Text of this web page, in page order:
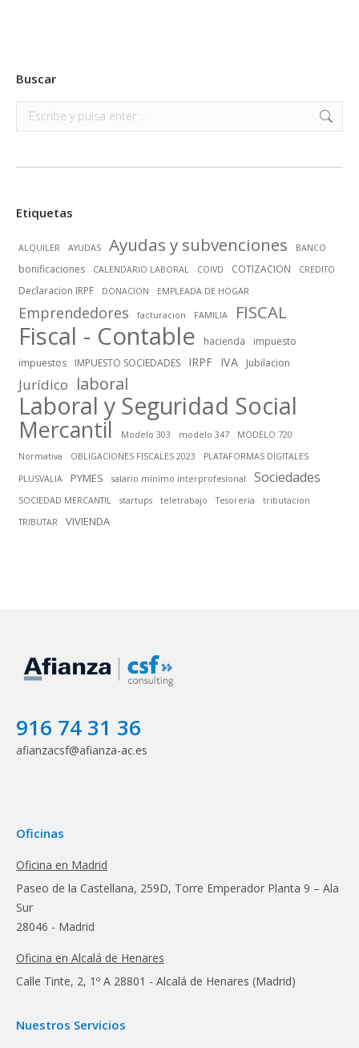
Buscar
Buscar:
Etiquetas
ALQUILER AYUDAS Ayudas y subvenciones BANCO
bonificaciones CALENDARIO LABORAL COIVD COTIZACION CREDITO
Declaracion IRPF DONACION EMPLEADA DE HOGAR
Emprendedores facturacion FAMILIA FISCAL
Fiscal - Contable hacienda
impuesto
impuestos
IMPUESTO SOCIEDADES IRPF IVA Jubilacion
Jurídico laboral
Laboral y Seguridad Social
Mercantil Modelo 303 modelo 347
MODELO 720
Normativa
OBLIGACIONES FISCALES 2023
PLATAFORMAS DIGITALES
PLUSVALIA
PYMES salario mínimo interprofesional Sociedades
SOCIEDAD MERCANTIL startups teletrabajo Tesoreria
tributacion
TRIBUTAR
VIVIENDA
916 74 31 36
afianzacsf@afianza-ac.es
Oficinas
Oficina en Madrid
Paseo de la Castellana, 259D, Torre Emperador Planta 9 – Ala
Sur
28046 - Madrid
Oficina en Alcalá de Henares
Calle Tinte, 2, 1º A 28801 - Alcalá de Henares (Madrid)
Nuestros Servicios